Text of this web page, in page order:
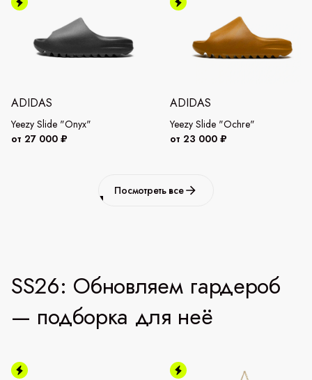
ADIDAS
Yeezy Slide "Onyx"
от 27 000 ₽
ADIDAS
Yeezy Slide "Ochre"
от 23 000 ₽
Посмотреть все
SS26: Обновляем гардероб
— подборка для неё